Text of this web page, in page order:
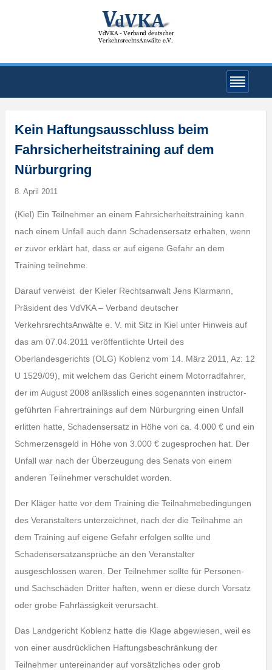
Kein Haftungsausschluss beim
Fahrsicherheitstraining auf dem
Nürburgring
8. April 2011
(Kiel) Ein Teilnehmer an einem Fahrsicherheitstraining kann
nach einem Unfall auch dann Schadensersatz erhalten, wenn
er zuvor erklärt hat, dass er auf eigene Gefahr an dem
Training teilnehme.
Darauf verweist der Kieler Rechtsanwalt Jens Klarmann,
Präsident des VdVKA – Verband deutscher
VerkehrsrechtsAnwälte e. V. mit Sitz in Kiel unter Hinweis auf
das am 07.04.2011 veröffentlichte Urteil des
Oberlandesgerichts (OLG) Koblenz vom 14. März 2011, Az: 12
U 1529/09), mit welchem das Gericht einem Motorradfahrer,
der im August 2008 anlässlich eines sogenannten instructor-
geführten Fahrertrainings auf dem Nürburgring einen Unfall
erlitten hatte, Schadensersatz in Höhe von ca. 4.000 € und ein
Schmerzensgeld in Höhe von 3.000 € zugesprochen hat. Der
Unfall war nach der Überzeugung des Senats von einem
anderen Teilnehmer verschuldet worden.
Der Kläger hatte vor dem Training die Teilnahmebedingungen
des Veranstalters unterzeichnet, nach der die Teilnahme an
dem Training auf eigene Gefahr erfolgen sollte und
Schadensersatzansprüche an den Veranstalter
ausgeschlossen waren. Der Teilnehmer sollte für Personen-
und Sachschäden Dritter haften, wenn er diese durch Vorsatz
oder grobe Fahrlässigkeit verursacht.
Das Landgericht Koblenz hatte die Klage abgewiesen, weil es
von einer ausdrücklichen Haftungsbeschränkung der
Teilnehmer untereinander auf vorsätzliches oder grob